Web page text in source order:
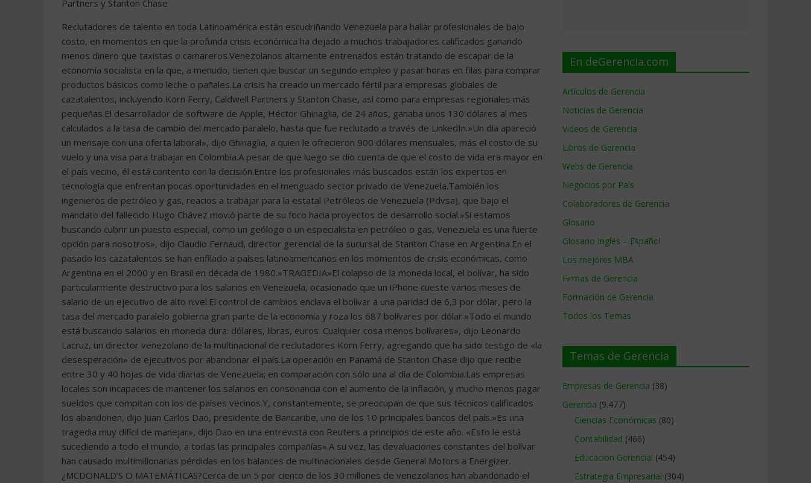
Partners y Stanton Chase
Reclutadores de talento en toda Latinoamérica están escudriñando Venezuela para hallar profesionales de bajo
costo, en momentos en que la profunda crisis económica ha dejado a muchos trabajadores calificados ganando
menos dinero que taxistas o camareros.Venezolanos altamente entrenados están tratando de escapar de la
economía socialista en la que, a menudo, tienen que buscar un segundo empleo y pasar horas en filas para comprar
productos básicos como leche o pañales.La crisis ha creado un mercado fértil para empresas globales de
cazatalentos, incluyendo Korn Ferry, Caldwell Partners y Stanton Chase, así como para empresas regionales más
pequeñas.El desarrollador de software de Apple, Héctor Ghinaglia, de 24 años, ganaba unos 130 dólares al mes
calculados a la tasa de cambio del mercado paralelo, hasta que fue reclutado a través de LinkedIn.»Un día apareció
un mensaje con una oferta laboral», dijo Ghinaglia, a quien le ofrecieron 900 dólares mensuales, más el costo de su
vuelo y una visa para trabajar en Colombia.A pesar de que luego se dio cuenta de que el costo de vida era mayor en
el país vecino, él está contento con la decisión.Entre los profesionales más buscados están los expertos en
tecnología que enfrentan pocas oportunidades en el menguado sector privado de Venezuela.También los
ingenieros de petróleo y gas, reacios a trabajar para la estatal Petróleos de Venezuela (Pdvsa), que bajo el
mandato del fallecido Hugo Chávez movió parte de su foco hacia proyectos de desarrollo social.»Si estamos
buscando cubrir un puesto especial, como un geólogo o un especialista en petróleo o gas, Venezuela es una fuerte
opción para nosotros», dijo Claudio Fernaud, director gerencial de la sucursal de Stanton Chase en Argentina.En el
pasado los cazatalentos se han enfilado a países latinoamericanos en los momentos de crisis económicas, como
Argentina en el 2000 y en Brasil en década de 1980.»TRAGEDIA»El colapso de la moneda local, el bolívar, ha sido
particularmente destructivo para los salarios en Venezuela, ocasionado que un iPhone cueste varios meses de
salario de un ejecutivo de alto nivel.El control de cambios enclava el bolívar a una paridad de 6,3 por dólar, pero la
tasa del mercado paralelo gobierna gran parte de la economía y roza los 687 bolívares por dólar.»Todo el mundo
está buscando salarios en moneda dura: dólares, libras, euros. Cualquier cosa menos bolívares», dijo Leonardo
Lacruz, un director venezolano de la multinacional de reclutadores Korn Ferry, agregando que ha sido testigo de «la
desesperación» de ejecutivos por abandonar el país.La operación en Panamá de Stanton Chase dijo que recibe
entre 30 y 40 hojas de vida diarias de Venezuela; en comparación con sólo una al día de Colombia.Las empresas
locales son incapaces de mantener los salarios en consonancia con el aumento de la inflación, y mucho menos pagar
sueldos que compitan con los de países vecinos.Y, constantemente, se preocupan de que sus técnicos calificados
los abandonen, dijo Juan Carlos Dao, presidente de Bancaribe, uno de los 10 principales bancos del país.»Es una
tragedia muy difícil de manejar», dijo Dao en una entrevista con Reuters a principios de este año. «Esto le está
sucediendo a todo el mundo, a todas las principales compañías».A su vez, las devaluaciones constantes del bolívar
han causado multimillonarias pérdidas en los balances de multinacionales desde General Motors a Energizer.
¿MCDONALD’S O MATEMÁTICAS?Cerca de un 5 por ciento de los 30 millones de venezolanos han abandonado el
En deGerencia.com
Artículos de Gerencia
Noticias de Gerencia
Videos de Gerencia
Libros de Gerencia
Webs de Gerencia
Negocios por País
Colaboradores de Gerencia
Glosario
Glosario Inglés – Español
Los mejores MBA
Firmas de Gerencia
Formación de Gerencia
Todos los Temas
Temas de Gerencia
Empresas de Gerencia (38)
Gerencia (9.477)
Ciencias Económicas (80)
Contabilidad (466)
Educacion Gerencial (454)
Estrategia Empresarial (304)